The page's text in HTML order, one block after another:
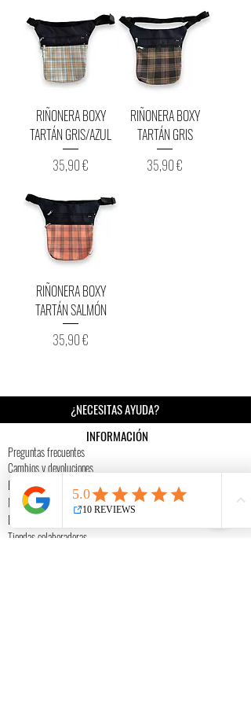
RIÑONERA BOXY
TARTÁN GRIS/AZUL
Precio
35,90 €
RIÑONERA BOXY
TARTÁN GRIS
Precio
35,90 €
RIÑONERA BOXY
TARTÁN SALMÓN
Precio
35,90 €
¿NECESITAS AYUDA?
INFORMACIÓN
Preguntas frecuentes
Cambios y devoluciones
Envío
Mi historia
Destino solidario
Tiendas colaboradoras